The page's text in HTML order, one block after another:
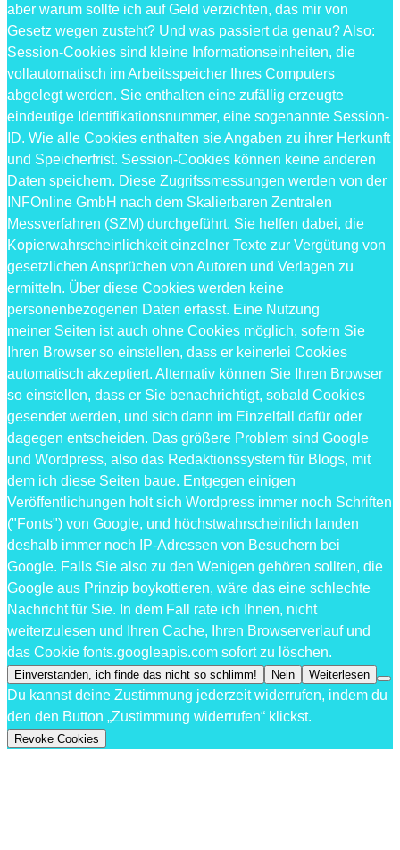
aber warum sollte ich auf Geld verzichten, das mir von
Gesetz wegen zusteht? Und was passiert da genau? Also:
Session-Cookies sind kleine Informationseinheiten, die
vollautomatisch im Arbeitsspeicher Ihres Computers
abgelegt werden. Sie enthalten eine zufällig erzeugte
eindeutige Identifikationsnummer, eine sogenannte Session-
ID. Wie alle Cookies enthalten sie Angaben zu ihrer Herkunft
und Speicherfrist. Session-Cookies können keine anderen
Daten speichern. Diese Zugrifssmessungen werden von der
INFOnline GmbH nach dem Skalierbaren Zentralen
Messverfahren (SZM) durchgeführt. Sie helfen dabei, die
Kopierwahrscheinlichkeit einzelner Texte zur Vergütung von
gesetzlichen Ansprüchen von Autoren und Verlagen zu
ermitteln. Über diese Cookies werden keine
personenbezogenen Daten erfasst. Eine Nutzung
meiner Seiten ist auch ohne Cookies möglich, sofern Sie
Ihren Browser so einstellen, dass er keinerlei Cookies
automatisch akzeptiert. Alternativ können Sie Ihren Browser
so einstellen, dass er Sie benachrichtigt, sobald Cookies
gesendet werden, und sich dann im Einzelfall dafür oder
dagegen entscheiden. Das größere Problem sind Google
und Wordpress, also das Redaktionssystem für Blogs, mit
dem ich diese Seiten baue. Entgegen einigen
Veröffentlichungen holt sich Wordpress immer noch Schriften
("Fonts") von Google, und höchstwahrscheinlich landen
deshalb immer noch IP-Adressen von Besuchern bei
Google. Falls Sie also zu den Wenigen gehören sollten, die
Google aus Prinzip boykottieren, wäre das eine schlechte
Nachricht für Sie. In dem Fall rate ich Ihnen, nicht
weiterzulesen und Ihren Cache, Ihren Browserverlauf und
das Cookie fonts.googleapis.com sofort zu löschen.
Einverstanden, ich finde das nicht so schlimm! Nein Weiterlesen
Du kannst deine Zustimmung jederzeit widerrufen, indem du
den den Button „Zustimmung widerrufen“ klickst.
Revoke Cookies